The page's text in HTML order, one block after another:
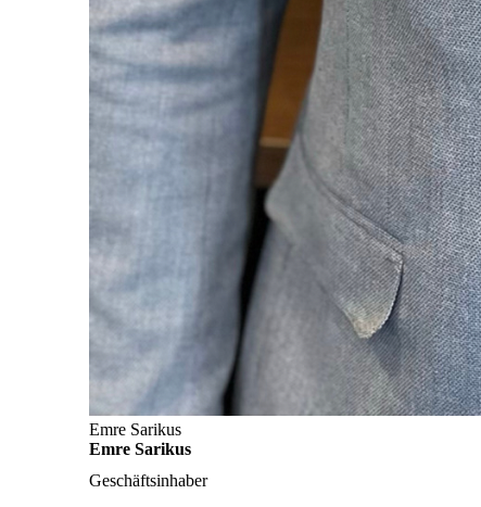
Emre Sarikus
Emre Sarikus
Geschäftsinhaber